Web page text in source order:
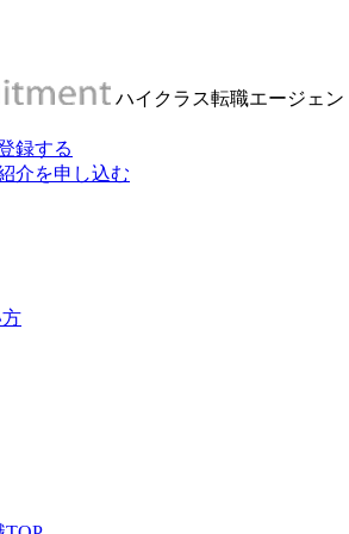
ハイクラス転職エージェン
録する
介を申し込む